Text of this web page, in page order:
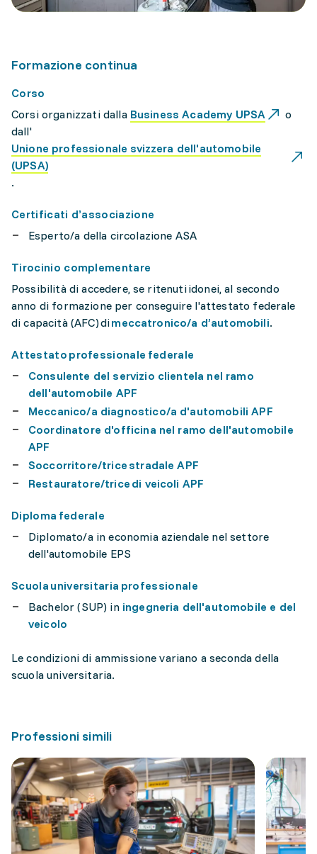
Formazione continua
Corso
Corsi organizzati dalla Business Academy UPSA
o
dall'
Unione professionale svizzera dell'automobile
(UPSA)
.
Certificati d’associazione
Esperto/a della circolazione ASA
Tirocinio complementare
Possibilità di accedere, se ritenuti idonei, al secondo
anno di formazione per conseguire l'attestato federale
di capacità (AFC) dimeccatronico/a d’automobili.
Attestato professionale federale
Consulente del servizio clientela nel ramo
dell'automobile APF
Meccanico/a diagnostico/a d'automobili APF
Coordinatore d'officina nel ramo dell'automobile
APF
Soccorritore/trice stradale APF
Restauratore/trice di veicoli APF
Diploma federale
Diplomato/a in economia aziendale nel settore
dell'automobile EPS
Scuola universitaria professionale
Bachelor (SUP) in ingegneria dell'automobile e del
veicolo
Le condizioni di ammissione variano a seconda della
scuola universitaria.
Professioni simili